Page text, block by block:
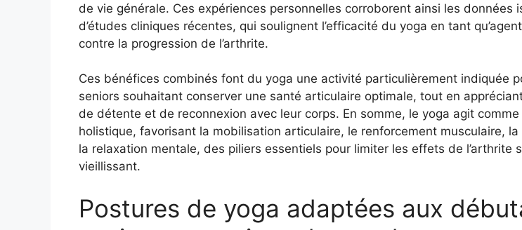
de vie générale. Ces expériences personnelles corroborent ainsi les données
d’études cliniques récentes, qui soulignent l’efficacité du yoga en tant
contre la progression de l’arthrite.
Ces bénéfices combinés font du yoga une activité particulièrement indiquée
seniors souhaitant conserver une santé articulaire optimale, tout en
de détente et de reconnexion avec leur corps. En somme, le yoga agit
holistique, favorisant la mobilisation articulaire, le renforcement musculaire,
la relaxation mentale, des piliers essentiels pour limiter les effets de l’arthrite
vieillissant.
Postures de yoga adaptées aux